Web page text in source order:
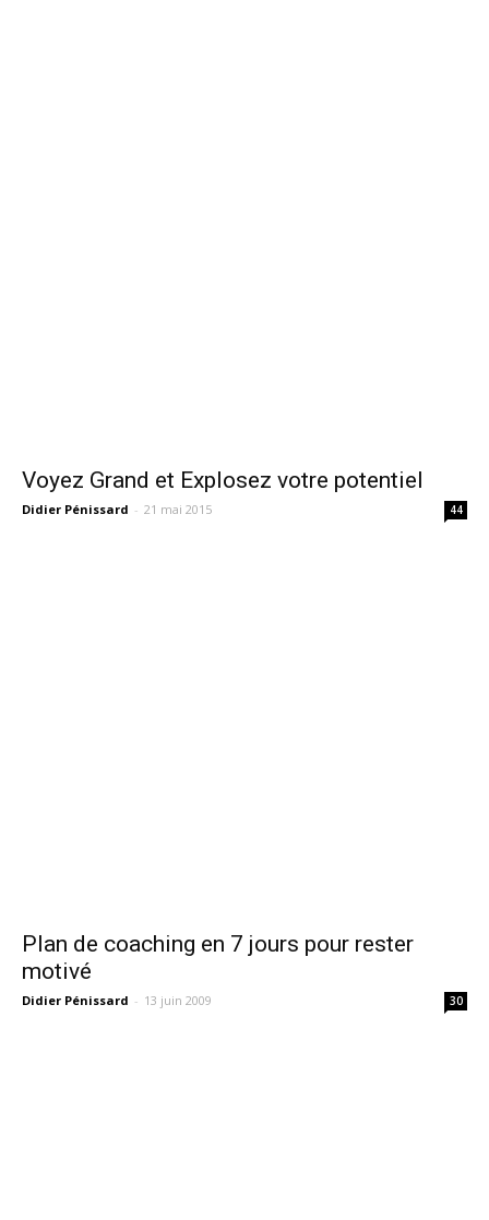
Voyez Grand et Explosez votre potentiel
Didier Pénissard - 21 mai 2015 44
Plan de coaching en 7 jours pour rester
motivé
Didier Pénissard - 13 juin 2009 30